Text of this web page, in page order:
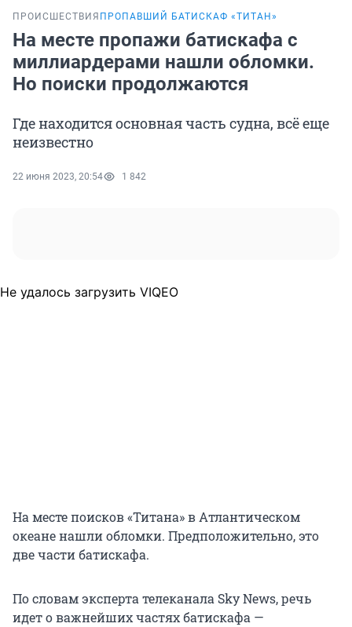
ПРОИСШЕСТВИЯ ПРОПАВШИЙ БАТИСКАФ «ТИТАН»
На месте пропажи батискафа с
миллиардерами нашли обломки.
Но поиски продолжаются
Где находится основная часть судна, всё еще
неизвестно
22 июня 2023, 20:54 1 842
Не удалось загрузить VIQEO
На месте поисков «Титана» в Атлантическом
океане нашли обломки. Предположительно, это
две части батискафа.
По словам эксперта телеканала Sky News, речь
идет о важнейших частях батискафа —